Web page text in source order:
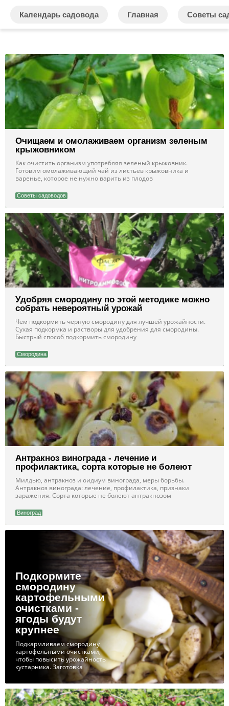
Календарь садовода Главная Советы
Очищаем и омолаживаем организм зеленым
крыжовником
Как очистить организм употребляя зеленый крыжовник.
Готовим омолаживающий чай из листьев крыжовника и
варенье, которое не нужно варить из плодов
Советы садоводов
Удобряя смородину по этой методике можно
собрать невероятный урожай
Чем подкормить черную смородину для лучшей урожайности.
Сухая подкормка и растворы для удобрения для смородины.
Быстрый способ подкормить смородину
Смородина
Антракноз винограда - лечение и
профилактика, сорта которые не болеют
Милдью, антракноз и оидиум винограда, меры борьбы.
Антракноз винограда: лечение, профилактика, признаки
заражения. Сорта которые не болеют антракнозом
Виноград
Подкормите
смородину
картофельными
очистками -
ягоды будут
крупнее
Подкармливаем смородину
картофельными очистками,
чтобы повысить урожайность
кустарника. Заготовка
удобрения зимой и летом,
приготовление подкормки